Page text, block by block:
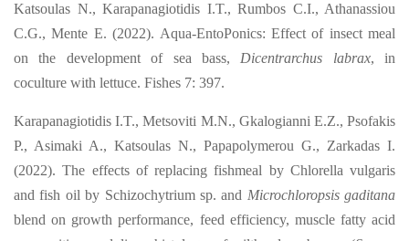
Katsoulas N., Karapanagiotidis I.T., Rumbos C.I., Athanassiou
C.G., Mente E. (2022). Aqua-EntoPonics: Effect of insect meal
on the development of sea bass, Dicentrarchus labrax, in
coculture with lettuce. Fishes 7: 397.
Karapanagiotidis I.T., Metsoviti M.N., Gkalogianni E.Z., Psofakis
P., Asimaki A., Katsoulas N., Papapolymerou G., Zarkadas I.
(2022). The effects of replacing fishmeal by Chlorella vulgaris
and fish oil by Schizochytrium sp. and Microchloropsis gaditana
blend on growth performance, feed efficiency, muscle fatty acid